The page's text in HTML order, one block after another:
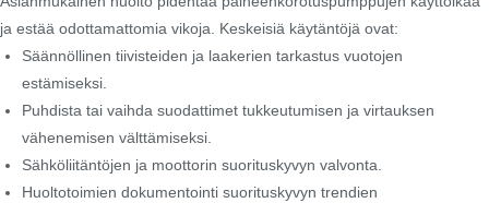
ja estää odottamattomia vikoja. Keskeisiä käytäntöjä ovat:
Säännöllinen tiivisteiden ja laakerien tarkastus vuotojen
estämiseksi.
Puhdista tai vaihda suodattimet tukkeutumisen ja virtauksen
vähenemisen välttämiseksi.
Sähköliitäntöjen ja moottorin suorituskyvyn valvonta.
Huoltotoimien dokumentointi suorituskyvyn trendien